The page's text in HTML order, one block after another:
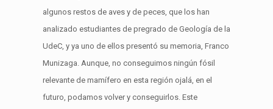
algunos restos de aves y de peces, que los han
analizado estudiantes de pregrado de Geología de la
UdeC, y ya uno de ellos presentó su memoria, Franco
Munizaga. Aunque, no conseguimos ningún fósil
relevante de mamífero en esta región ojalá, en el
futuro, podamos volver y conseguirlos. Este